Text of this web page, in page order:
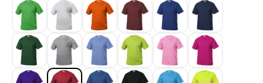
Apfelgrün 605
Asche 92Blutorange 18Bordeaux 38Dunkel Blau 56
Dunkel
Flaschengrün 68Graumeliert 95
Hellblau 57Hellgrün 67Hellpink 250Kirsche 300